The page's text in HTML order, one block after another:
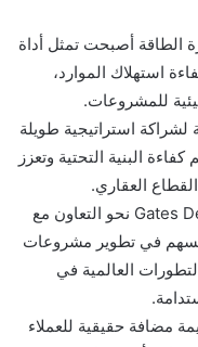
الطاقة أصبحت تمثل أداة
استهلاك الموارد،
للمشروعات.
لشراكة استراتيجية طويلة
البنية التحتية وتعزز
العقاري.
وتعكس هذه الخطوة توجه Gates Developments نحو التعاون مع
يسهم في تطوير مشروعات
العالمية في
مضافة حقيقية للعملاء